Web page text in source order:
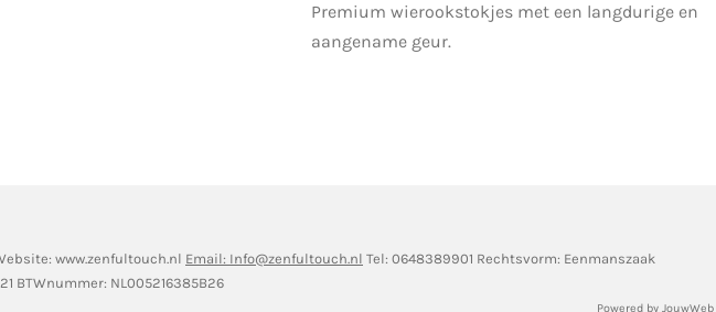
Premium wierookstokjes met een langdurige en
aangename geur.
www.zenfultouch.nl Email: Info@zenfultouch.nl Tel: 0648389901 Rechtsvorm: Eenmanszaak
BTWnummer: NL005216385B26
Powered by JouwWeb